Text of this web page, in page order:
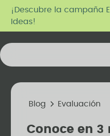
¡Descubre la campaña
Ideas!
Blog Evaluación
Conoce en